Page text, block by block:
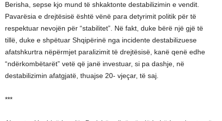
Berisha, sepse kjo mund të shkaktonte destabilizimin e vendit.
Pavarësia e drejtësisë është vënë para detyrimit politik për të
respektuar nevojën për “stabilitet”. Në fakt, duke bërë një gjë të
tillë, duke e shpëtuar Shqipërinë nga incidente destabilizuese
afatshkurtra nëpërmjet paralizimit të drejtësisë, kanë qenë edhe
“ndërkombëtarët” vetë që janë investuar, si pa dashje, në
destabilizimin afatgjatë, thuajse 20- vjeçar, të saj.
***